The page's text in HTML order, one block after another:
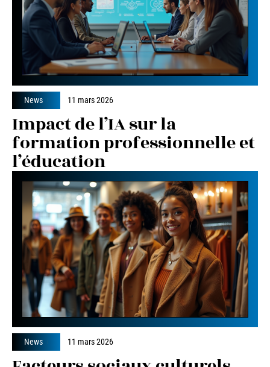
News 11 mars 2026
Impact de l’IA sur la
formation professionnelle et
l’éducation
News 11 mars 2026